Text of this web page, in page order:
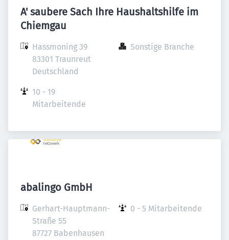
A' saubere Sach Ihre Haushaltshilfe im
Chiemgau
Hassmoning 39
83301 Traunreut
Deutschland
Sonstige Branche
10 - 19
Mitarbeitende
abalingo GmbH
Gerhart-Hauptmann-
Straße 55
87727 Babenhausen
0 - 5 Mitarbeitende